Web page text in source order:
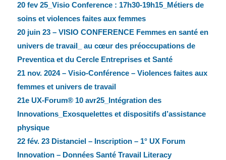
20 fev 25_Visio Conference : 17h30-19h15_Métiers de
soins et violences faites aux femmes
20 juin 23 – VISIO CONFERENCE Femmes en santé en
univers de travail_ au cœur des préoccupations de
Preventica et du Cercle Entreprises et Santé
21 nov. 2024 – Visio-Conférence – Violences faites aux
femmes et univers de travail
21e UX-Forum® 10 avr25_Intégration des
Innovations_Exosquelettes et dispositifs d’assistance
physique
22 fév. 23 Distanciel – Inscription – 1° UX Forum
Innovation – Données Santé Travail Literacy